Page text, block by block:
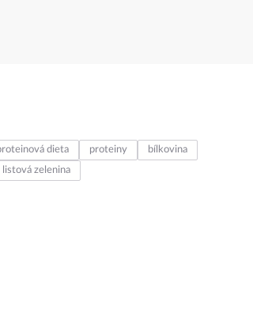
dieta proteiny
bílkovina
listová zelenina